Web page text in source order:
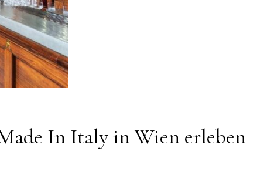
In Italy in Wien erleben